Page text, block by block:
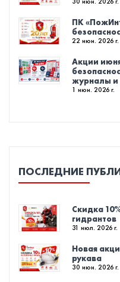
ПК
22 июн. 2026 г.
Акции
журналы и
1 июн. 2026 г.
ПОСЛЕДНИЕ
Скидка
гидрантов
31 июл. 2026 г.
Новая
рукава
30 июн. 2026 г.